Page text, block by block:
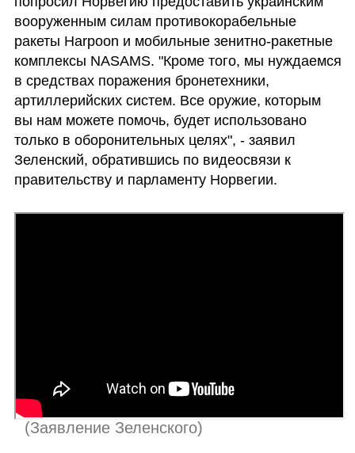
вооруженным силам противокорабельные
ракеты Harpoon и мобильные зенитно-ракетные
комплексы NASAMS. "Кроме того, мы нуждаемся
в средствах поражения бронетехники,
артиллерийских систем. Все оружие, которым
вы нам можете помочь, будет использовано
только в оборонительных целях", - заявил
Зеленский, обратившись по видеосвязи к
правительству и парламенту Норвегии.
(Заявление Зеленского)